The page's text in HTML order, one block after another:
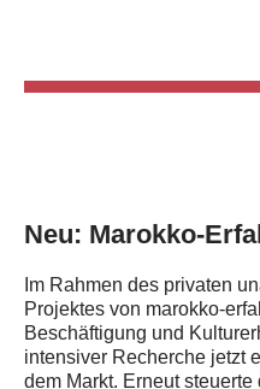
Neu: Marokko-
Im Rahmen des privaten
Projektes von marokko-
Beschäftigung und
intensiver Recherche jetzt
dem Markt. Erneut